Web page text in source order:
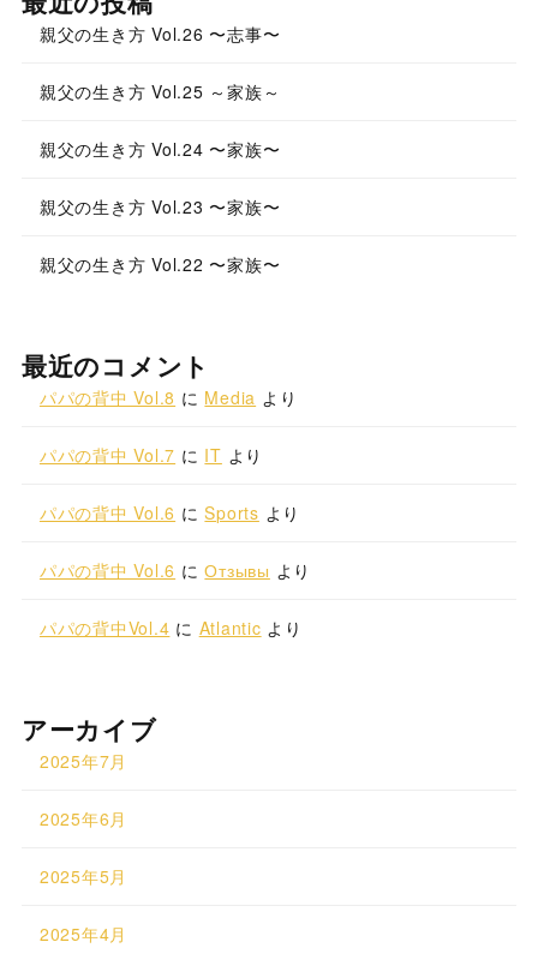
親父の生き方 Vol.26 〜志事〜
親父の生き方 Vol.25 ～家族～
親父の生き方 Vol.24 〜家族〜
親父の生き方 Vol.23 〜家族〜
親父の生き方 Vol.22 〜家族〜
最近のコメント
パパの背中 Vol.8 に Media より
パパの背中 Vol.7 に IT より
パパの背中 Vol.6 にSports より
パパの背中 Vol.6 にОтзывы より
パパの背中Vol.4 に Atlantic より
アーカイブ
2025年7月
2025年6月
2025年5月
2025年4月